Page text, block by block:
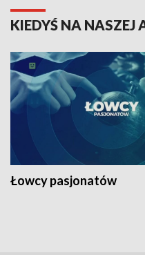
KIEDYŚ NA NASZEJ
Łowcy pasjonatów